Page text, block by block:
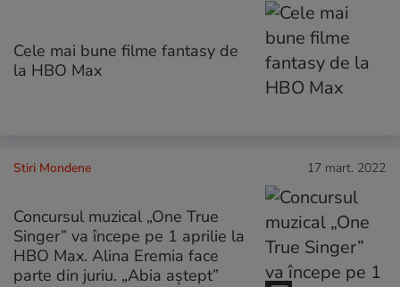
Cele mai bune filme fantasy de
la HBO Max
Stiri Mondene 17 mart. 2022
Concursul muzical „One True
Singer” va începe pe 1 aprilie la
HBO Max. Alina Eremia face
parte din juriu. „Abia aștept”